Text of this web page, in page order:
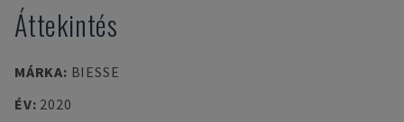
Áttekintés
MÁRKA: BIESSE
ÉV: 2020